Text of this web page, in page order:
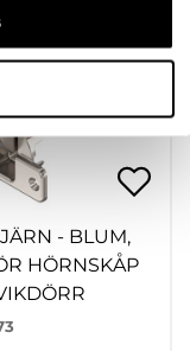
- BLUM,
HÖRNSKÅP